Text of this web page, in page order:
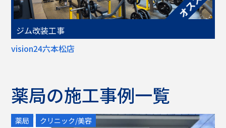
ジム改装工事
vision24六本松店
薬局の施工事例一覧
薬局 クリニック/美容